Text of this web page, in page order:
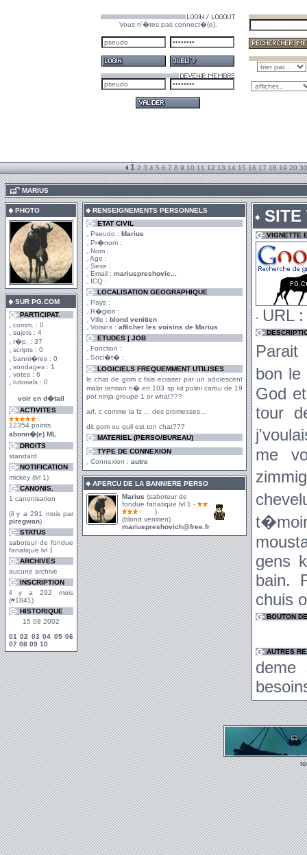
Vous n'�tes pas connect�(e).
1 2 3 4 5 6 7 8 9 10 11 12 13 14 15 16 17 18 19 20 30
MARIUS
PHOTO
SUR PG.COM
PARTICIPAT.
comm. : 0
sujets : 4
r�p. : 37
scripts : 0
banni�res : 0
sondages : 1
votes : 6
tutorials : 0
voir en d�tail
ACTIVITES
12354 points
abonn�(e) ML
DROITS
standard
NOTIFICATION
mickey (lvl 1)
CANONIS.
1 canonisation
(il y a 291 mois par
piregwan)
STATUS
saboteur de fondue
fanatique lvl 1
ARCHIVES
aucune archive
INSCRIPTION
il y a 292 mois
(#1841)
HISTORIQUE
15 08 2002
01 02 03 04 05 06
07 08 09 10
RENSEIGNEMENTS PERSONNELS
ETAT CIVIL
Pseudo : Marius
Pr�nom :
Nom :
Age :
Sexe :
Email : mariuspreshovic...
ICQ :
LOCALISATION GEOGRAPHIQUE
Pays :
R�gion :
Ville : blond venitien
Voisins : afficher les voisins de Marius
ETUDES | JOB
Fonction :
Soci�t� :
LOGICIELS FREQUEMMENT UTILISES
le chat de gom c fais ecraser par un adolescent
malin tention n� en 103 sp kit polini carbu de 19
pot ninja groupe 1 or what???
arf, c comme la fz ... des promesses...
dit gom ou quil est ton chat???
MATERIEL (PERSO/BUREAU)
TYPE DE CONNEXION
Connexion : autre
APERCU DE LA BANNIERE PERSO
Marius (saboteur de
fondue fanatique lvl 1 -
)
(blond venitien)
mariuspreshovich@free.fr
SITE
VIGNETTE
URL :
bon
God
tour
me
gens
bain.
chuis
BOUTON
AUTRES